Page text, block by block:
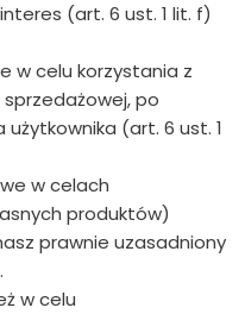
(art. 6 ust. 1 lit. f)
w celu korzystania z
po
(art. 6 ust. 1
w celach
produktów)
prawnie uzasadniony
w celu